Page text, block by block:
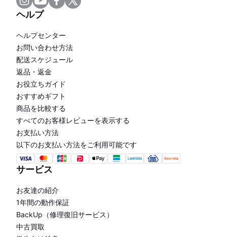
ヘルプ
ヘルプセンター
お問い合わせ方法
配送スケジュール
返品・返金
お役立ちガイド
おすすめギフト
商品を比較する
すべてのお客様レビューを表示する
お支払い方法
以下のお支払い方法をご利用可能です
サービス
お友達の紹介
1年間の動作保証
BackUp（修理復旧サービス）
中古買取